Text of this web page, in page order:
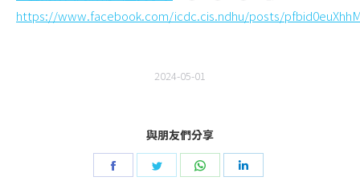
https://www.facebook.com/icdc.cis.ndhu/posts/
2024-05-01
與朋友們分享
Share
Share
Share